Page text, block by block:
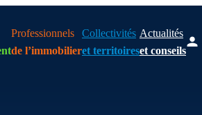
Professionnels
de l’immobilier
Collectivités
et territoires
Actualités
et conseils